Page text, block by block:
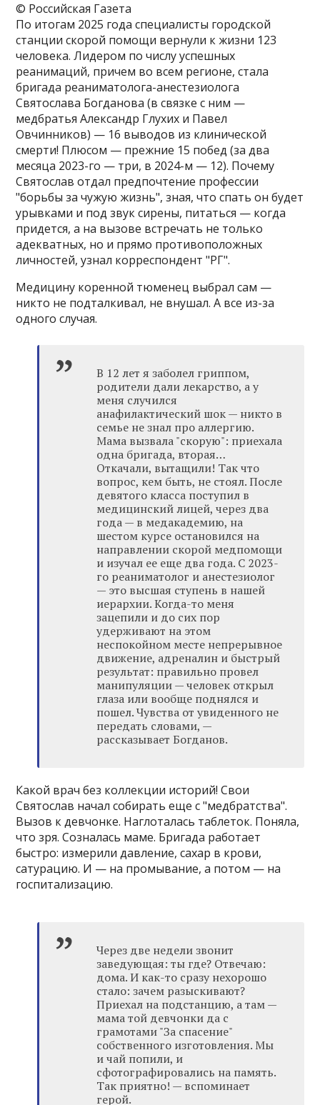
© Российская Газета
По итогам 2025 года специалисты городской
станции скорой помощи вернули к жизни 123
человека. Лидером по числу успешных
реанимаций, причем во всем регионе, стала
бригада реаниматолога-анестезиолога
Святослава Богданова (в связке с ним —
медбратья Александр Глухих и Павел
Овчинников) — 16 выводов из клинической
смерти! Плюсом — прежние 15 побед (за два
месяца 2023-го — три, в 2024-м — 12). Почему
Святослав отдал предпочтение профессии
"борьбы за чужую жизнь", зная, что спать он будет
урывками и под звук сирены, питаться — когда
придется, а на вызове встречать не только
адекватных, но и прямо противоположных
личностей, узнал корреспондент "РГ".
Медицину коренной тюменец выбрал сам —
никто не подталкивал, не внушал. А все из-за
одного случая.
В 12 лет я заболел гриппом,
родители дали лекарство, а у
меня случился
анафилактический шок — никто в
семье не знал про аллергию.
Мама вызвала "скорую": приехала
одна бригада, вторая…
Откачали, вытащили! Так что
вопрос, кем быть, не стоял. После
девятого класса поступил в
медицинский лицей, через два
года — в медакадемию, на
шестом курсе остановился на
направлении скорой медпомощи
и изучал ее еще два года. С 2023-
го реаниматолог и анестезиолог
— это высшая ступень в нашей
иерархии. Когда-то меня
зацепили и до сих пор
удерживают на этом
неспокойном месте непрерывное
движение, адреналин и быстрый
результат: правильно провел
манипуляции — человек открыл
глаза или вообще поднялся и
пошел. Чувства от увиденного не
передать словами, —
рассказывает Богданов.
Какой врач без коллекции историй! Свои
Святослав начал собирать еще с "медбратства".
Вызов к девчонке. Наглоталась таблеток. Поняла,
что зря. Созналась маме. Бригада работает
быстро: измерили давление, сахар в крови,
сатурацию. И — на промывание, а потом — на
госпитализацию.
Через две недели звонит
заведующая: ты где? Отвечаю:
дома. И как-то сразу нехорошо
стало: зачем разыскивают?
Приехал на подстанцию, а там —
мама той девчонки да с
грамотами "За спасение"
собственного изготовления. Мы
и чай попили, и
сфотографировались на память.
Так приятно! — вспоминает
герой.